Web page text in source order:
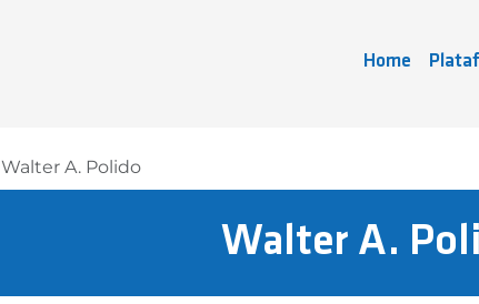
Home
Walter A. Polido
Walter A.